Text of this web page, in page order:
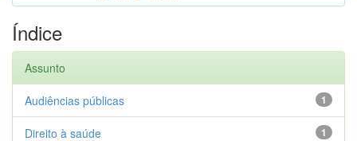
Índice
Assunto
1
Audiências públicas
1
Direito à saúde